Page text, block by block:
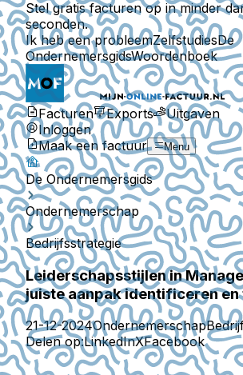
Stel gratis facturen op in minder
seconden.
Ik heb een probleemZelfstudiesDe
OndernemersgidsWoordenboek
Facturen Exports
Uitgaven
Inloggen
Maak een factuur
Menu
De Ondernemersgids
Ondernemerschap
Bedrijfsstrategie
Leiderschapsstijlen in
juiste aanpak identificeren en
21-12-2024Ondernemerschap
Delen op:LinkedInXFacebook